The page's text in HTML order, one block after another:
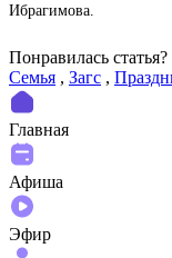
Ибрагимова.
Понравилась
Семья , Загс ,
Главная
Афиша
Эфир